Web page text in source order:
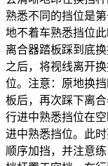
熟悉不同的挡位是
地不着车熟悉挡位
离合器踏板踩到底
之后，将视线离开
位。注意：原地换
板后，再次踩下离
行进中熟悉挡位在
进中熟悉挡位。此
顺序加挡，并注意